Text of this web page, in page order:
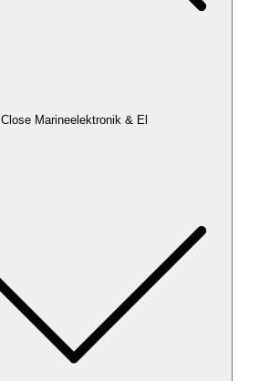
Close Marineelektronik & El